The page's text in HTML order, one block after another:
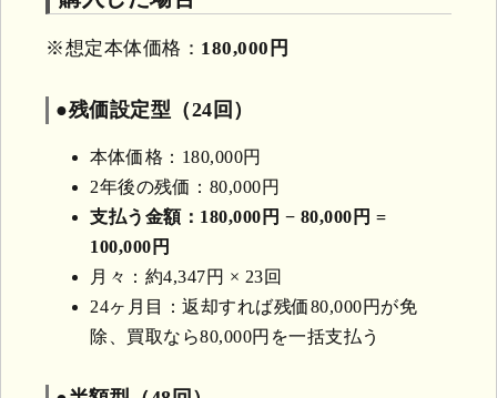
※想定本体価格： 180,000円
●残価設定型（24回）
本体価格：180,000円
2年後の残価：80,000円
支払う金額：180,000円 − 80,000円 =
100,000円
月々：約4,347円 × 23回
24ヶ月目：返却すれば残価80,000円が免
除、買取なら80,000円を一括支払う